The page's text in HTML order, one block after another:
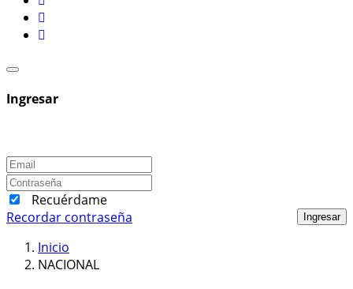
Ingresar
Recuérdame
Ingresar
Recordar contraseña
Inicio
NACIONAL